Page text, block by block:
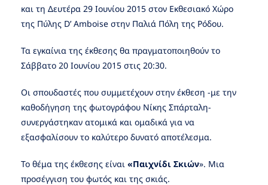
και τη Δευτέρα 29 Ιουνίου 2015 στον Εκθεσιακό Χώρο
της Πύλης D’ Amboise στην Παλιά Πόλη της Ρόδου.
Τα εγκαίνια της έκθεσης θα πραγματοποιηθούν τo
Σάββατο 20 Ιουνίου 2015 στις 20:30.
Οι σπουδαστές που συμμετέχουν στην έκθεση -με την
καθοδήγηση της φωτογράφου Νίκης Σπάρταλη-
συνεργάστηκαν ατομικά και ομαδικά για να
εξασφαλίσουν το καλύτερο δυνατό αποτέλεσμα.
To θέμα της έκθεσης είναι «Παιχνίδι Σκιών». Μια
προσέγγιση του φωτός και της σκιάς.